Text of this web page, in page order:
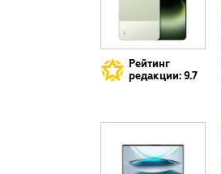
Рейтинг
редакции: 9.7